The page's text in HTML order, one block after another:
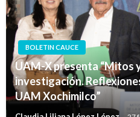
BOLETIN CAUCE
UAM-X presenta “Mitos
investigación.
UAM Xochimilco”